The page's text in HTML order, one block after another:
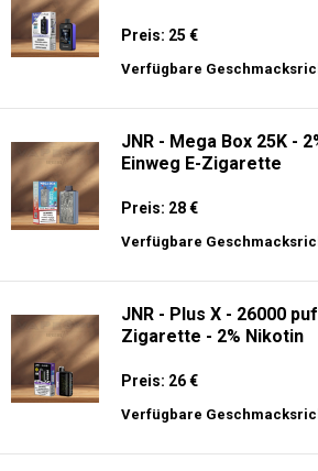
Preis: 25 €
Verfügbare
JNR - Mega Box 25K -
Einweg E-Zigarette
Preis: 28 €
Verfügbare
JNR - Plus X - 26000
Zigarette - 2% Nikotin
Preis: 26 €
Verfügbare